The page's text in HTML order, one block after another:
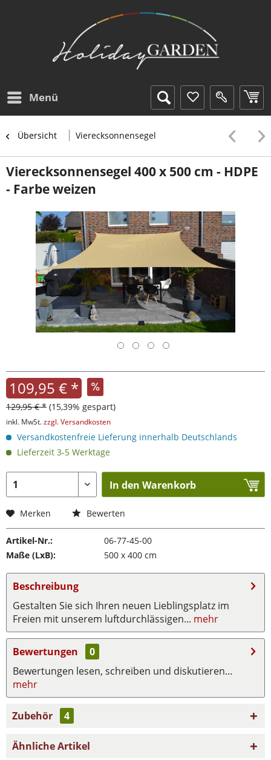
Menü
Übersicht Vierecksonnensegel
Vierecksonnensegel 400 x 500 cm - HDPE
- Farbe weizen
109,95 € *
129,95 € * (15,39% gespart)
inkl. MwSt.zzgl. Versandkosten
Versandkostenfreie Lieferung innerhalb Deutschlands
Lieferzeit 3-5 Werktage
In den Warenkorb
Merken Bewerten
Artikel-Nr.:
06-77-45-00
Maße (LxB):
500 x 400 cm
Beschreibung
Gestalten Sie sich Ihren neuen Lieblingsplatz im
Freien mit unserem luftdurchlässigen... mehr
Bewertungen
0
Bewertungen lesen, schreiben und diskutieren...
mehr
Zubehör 4
Ähnliche Artikel